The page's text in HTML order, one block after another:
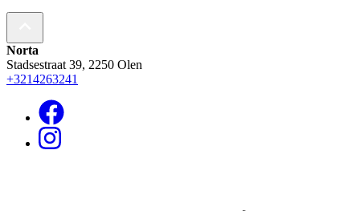
Norta
Stadsestraat 39, 2250 Olen
+3214263241